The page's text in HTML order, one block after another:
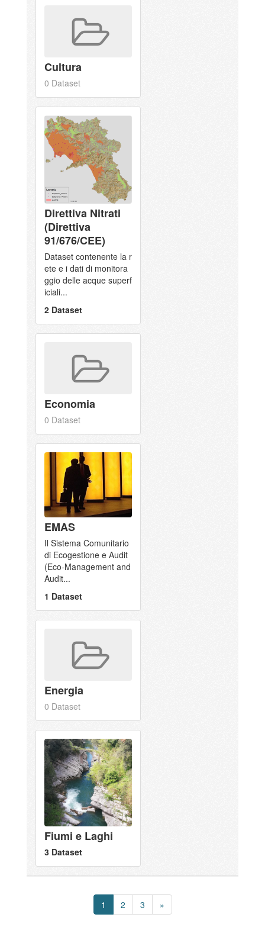
Cultura
0 Dataset
Direttiva Nitrati
(Direttiva
91/676/CEE)
Dataset contenente la r
ete e i dati di monitora
ggio delle acque superf
iciali...
2 Dataset
Economia
0 Dataset
EMAS
Il Sistema Comunitario
di Ecogestione e Audit
(Eco-Management and
Audit...
1 Dataset
Energia
0 Dataset
Fiumi e Laghi
3 Dataset
1 2 3 »